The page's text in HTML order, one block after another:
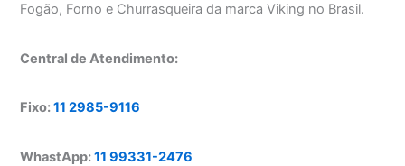
Fogão, Forno e Churrasqueira da marca Viking no Brasil.
Central de Atendimento:
Fixo:11 2985-9116
WhastApp:11 99331-2476